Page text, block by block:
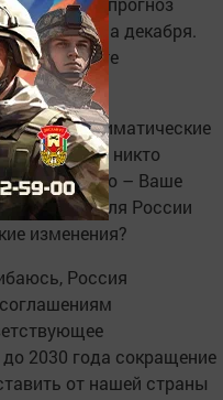
до конца декабря.
Вы будете
а про климатические
но, похоже, никто
это чревато – Ваше
ущерб для России
изменения?
Россия
2030 года сокращение
от нашей страны